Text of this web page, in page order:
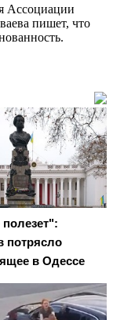
Ассоциации
пишет, что
потрясло
в Одессе